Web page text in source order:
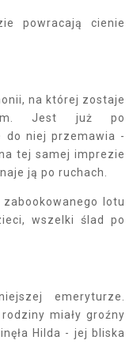
powracają cienie
na której zostaje
Jest już po
do niej przemawia -
tej samej imprezie
ją po ruchach.
lotu
wszelki ślad po
emeryturze.
miały groźny
Hilda - jej bliska